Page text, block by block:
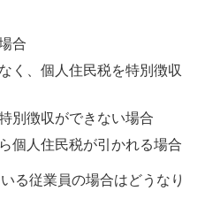
合
く、個人住民税を特別徴収
別徴収ができない場合
個人住民税が引かれる場合
る従業員の場合はどうなり